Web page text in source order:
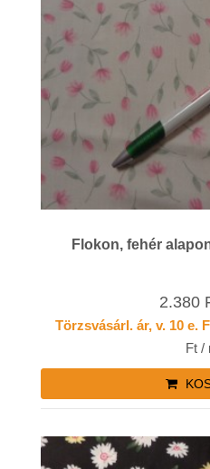
Flokon, fehér
2.380
Törzsvásárl. ár, v. 10 e.
Ft /